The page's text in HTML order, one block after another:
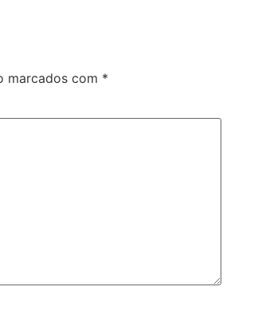
marcados com *